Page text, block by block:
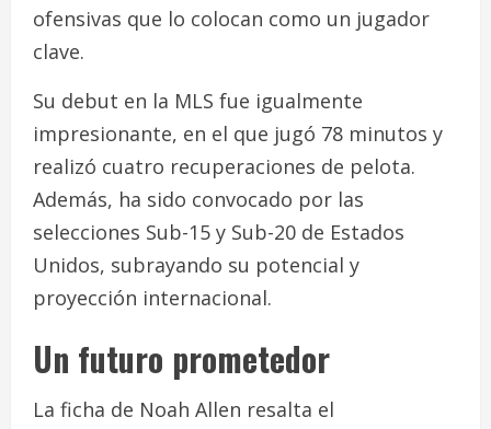
ofensivas que lo colocan como un jugador
clave.
Su debut en la MLS fue igualmente
impresionante, en el que jugó 78 minutos y
realizó cuatro recuperaciones de pelota.
Además, ha sido convocado por las
selecciones Sub-15 y Sub-20 de Estados
Unidos, subrayando su potencial y
proyección internacional.
Un futuro prometedor
La ficha de Noah Allen resalta el